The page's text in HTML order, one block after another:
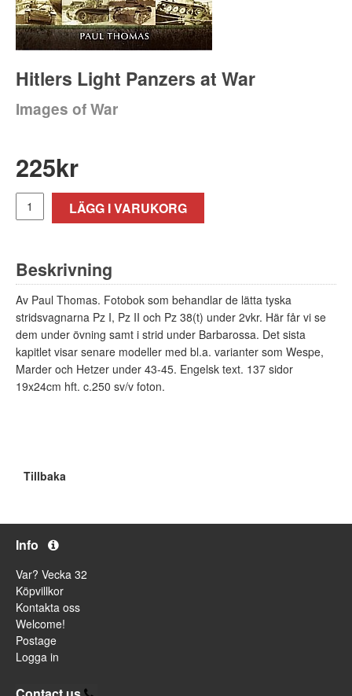
Hitlers Light Panzers at War
Images of War
225kr
LÄGG I VARUKORG
Beskrivning
Av Paul Thomas. Fotobok som behandlar de lätta tyska
stridsvagnarna Pz I, Pz II och Pz 38(t) under 2vkr. Här får vi se
dem under övning samt i strid under Barbarossa. Det sista
kapitlet visar senare modeller med bl.a. varianter som Wespe,
Marder och Hetzer under 43-45. Engelsk text. 137 sidor
19x24cm hft. c.250 sv/v foton.
Tillbaka
Info
Var? Vecka 32
Köpvillkor
Kontakta oss
Welcome!
Postage
Logga in